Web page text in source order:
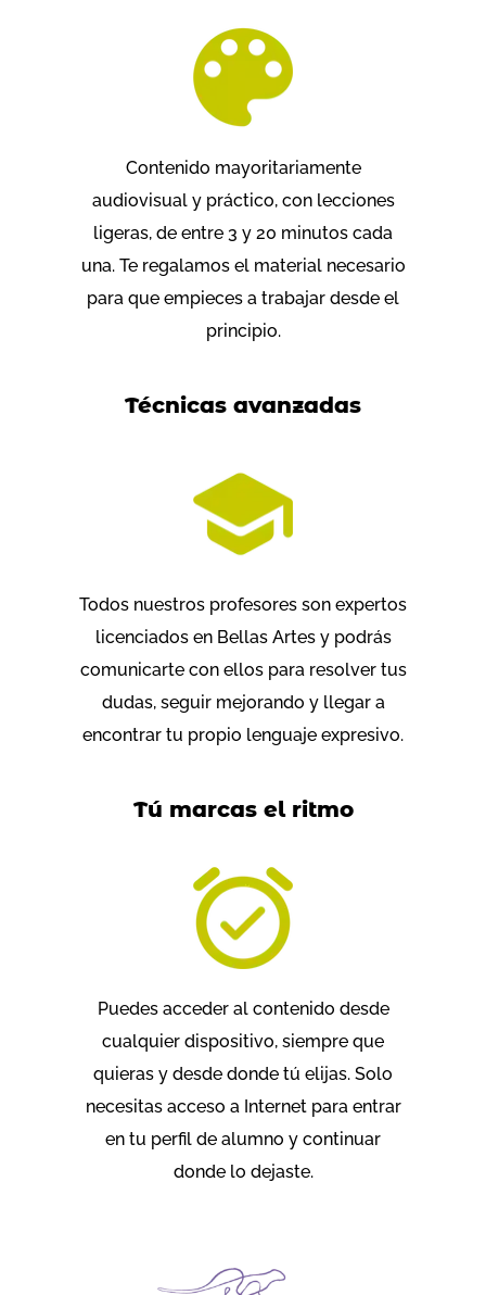
Contenido mayoritariamente
audiovisual y práctico, con lecciones
ligeras, de entre 3 y 20 minutos cada
una. Te regalamos el material necesario
para que empieces a trabajar desde el
principio.
Técnicas avanzadas
Todos nuestros profesores son expertos
licenciados en Bellas Artes y podrás
comunicarte con ellos para resolver tus
dudas, seguir mejorando y llegar a
encontrar tu propio lenguaje expresivo.
Tú marcas el ritmo
Puedes acceder al contenido desde
cualquier dispositivo, siempre que
quieras y desde donde tú elijas. Solo
necesitas acceso a Internet para entrar
en tu perfil de alumno y continuar
donde lo dejaste.